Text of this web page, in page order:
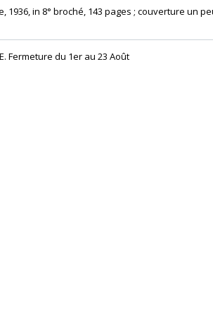
1936, in 8° broché, 143 pages ; couverture un
Fermeture du 1er au 23 Août‎